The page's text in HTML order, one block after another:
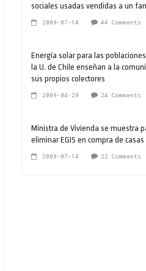
sociales usadas vendidas a un
2009-07-14 44 Comments
Energía solar para las
la U. de Chile enseñan a la
sus propios colectores
2009-04-29 24 Comments
Ministra de Vivienda se muestra
eliminar EGIS en compra de
2009-07-14 22 Comments